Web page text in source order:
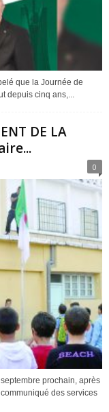
que la Journée de
depuis cinq ans,...
DE LA
0
prochain, après
des services